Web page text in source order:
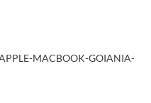
MACBOOK-GOIANIA-